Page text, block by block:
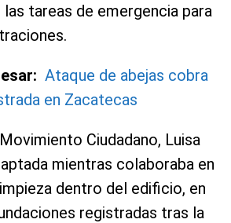
tareas de emergencia para
Ataque de abejas cobra
en Zacatecas
Ciudadano, Luisa
mientras colaboraba en
dentro del edificio, en
registradas tras la